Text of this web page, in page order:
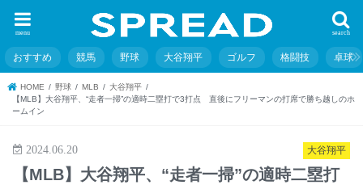
search
menu
おすすめ 競馬 野球 大谷翔平 ゴルフ 格闘技 卓球
HOME 野球 MLB
大谷翔平
【MLB】大谷翔平、“走者一掃”の適時二塁打で3打点 直後にフリーマンの打席で勝ち越しのホ
ームイン
大谷翔平
2024.06.20
【MLB】大谷翔平、“走者一掃”の適時二塁打